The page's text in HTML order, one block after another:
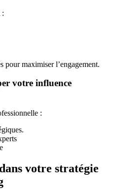
:
pour maximiser l’engagement.
votre influence
:
votre stratégie